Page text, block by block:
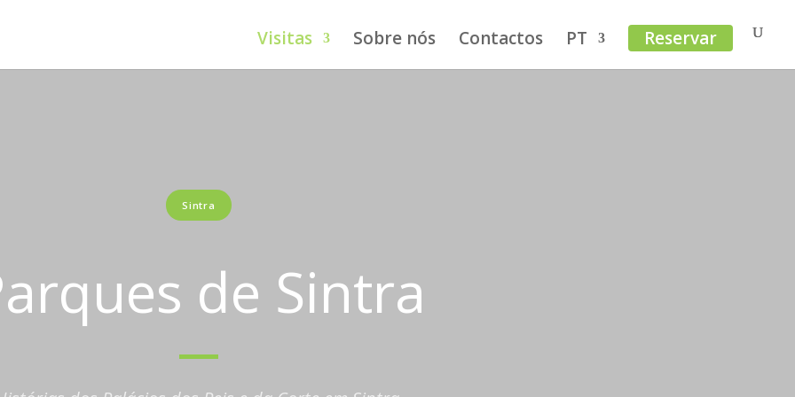
Visitas Sobre nós Contactos PT Reservar
Sintra
de Sintra